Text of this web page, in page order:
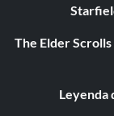
The Elder
Leyenda